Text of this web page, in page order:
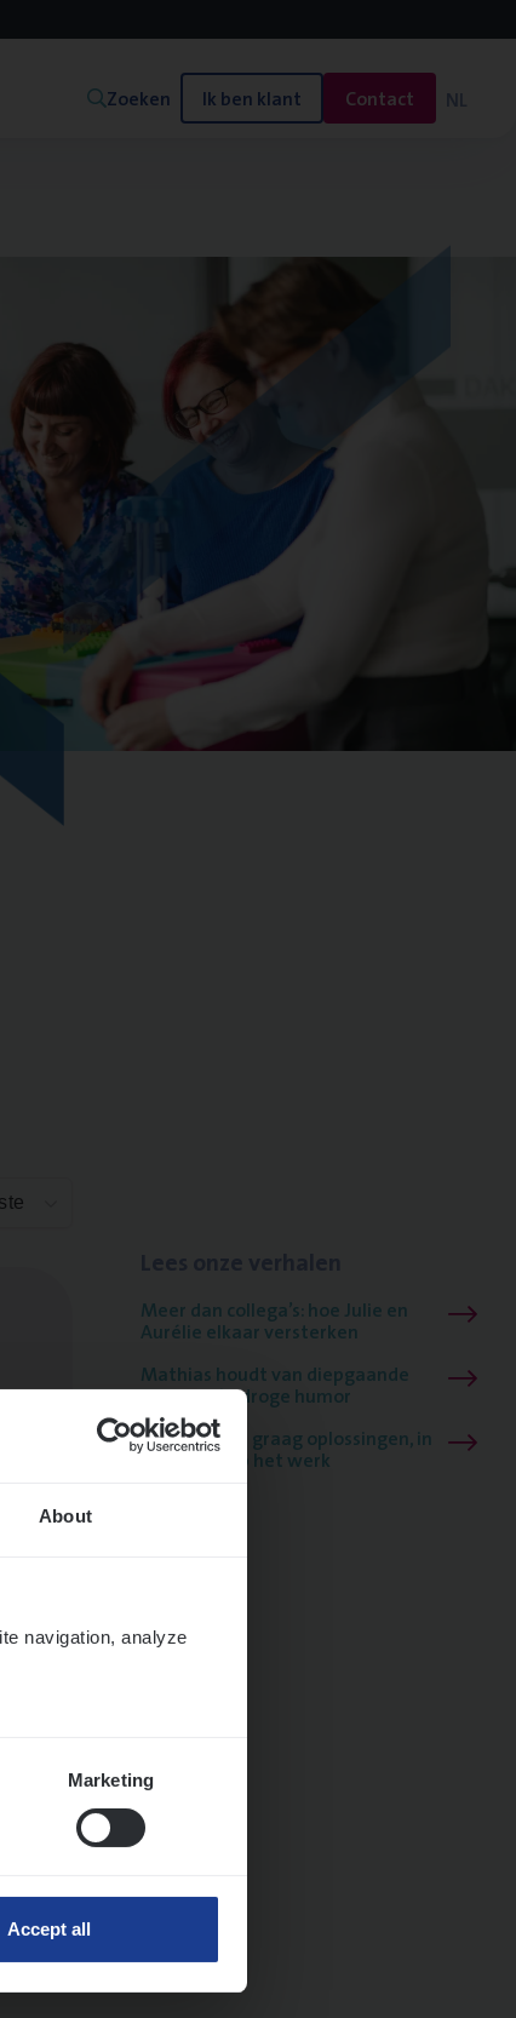
About
navigation, analyze
Marketing
Accept all
Zoeken Ik ben klant Contact NL
Meer dan collega’s: hoe Julie en
Aurélie elkaar versterken
Mathias houdt van diepgaande
dossiers én droge humor
Thalia zoekt graag oplossingen, in
games én op het werk